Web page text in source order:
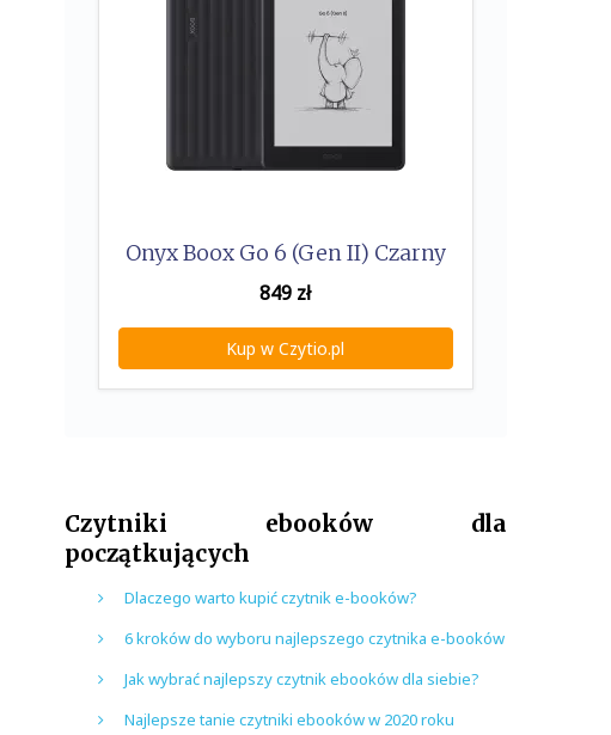
Onyx Boox Go 6 (Gen II) Czarny
849 zł
Kup w Czytio.pl
Czytniki ebooków dla
początkujących
Dlaczego warto kupić czytnik e-booków?
6 kroków do wyboru najlepszego czytnika e-booków
Jak wybrać najlepszy czytnik ebooków dla siebie?
Najlepsze tanie czytniki ebooków w 2020 roku